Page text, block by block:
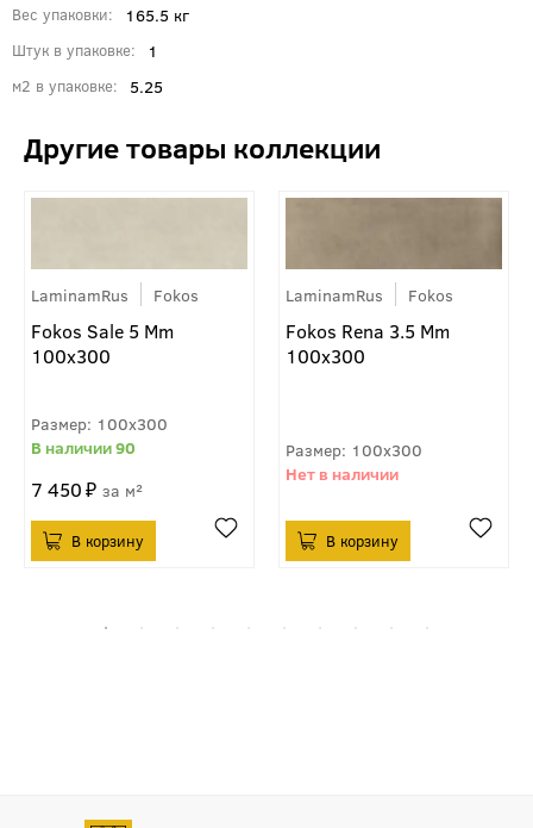
Вес упаковки 165.5 кг
Штук в упаковке 1
м2 в упаковке 5.25
LaminamRus Fokos
Fokos Sale 5 Mm
100x300
100x300
90
7 450 м²
LaminamRus Fokos
Fokos Rena 3.5 Mm
100x300
100x300